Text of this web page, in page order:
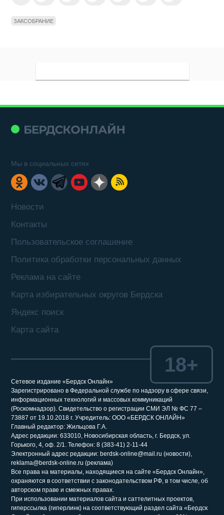
ЗАКСОБРАНИЕ
Новости
Контакты
Пользовательское соглашение
Политика обработки персональных данных
Реклама на сайте
Карта избирательных округов Бердска
Яндекс поиск
Карта сайта
Мы в социальных сетях
Сетевое издание «Бердск Онлайн»
Зарегистрировано в Федеральной службе по надзору в сфере связи,
информационных технологий и массовых коммуникаций
(Роскомнадзор). Свидетельство о регистрации СМИ ЭЛ № ФС 77 –
73887 от 19.10.2018 г. Учредитель: ООО «БЕРДСК ОНЛАЙН»
Главный редактор: Жильцова Г.А.
Адрес редакции: 633010, Новосибирская область, г. Бердск, ул.
Горького, 4, оф. 2/1. Телефон: 8 (383-41) 2-11-44
Электронный адрес редакции: berdsk-online@mail.ru (новости),
reklama@berdsk-online.ru (реклама)
Все права на материалы, находящиеся на сайте «Бердск Онлайн»,
охраняются в соответствии с законодательством РФ, в том числе, об
авторском праве и смежных правах.
При использовании материалов сайта и саттелитных проектов,
гиперссылка (гиперлинк) на соответствующий раздел сайта «Бердск
18+